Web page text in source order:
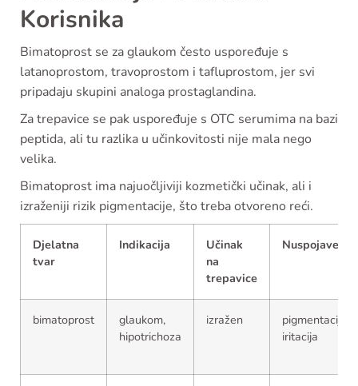
Korisnika
Bimatoprost se za glaukom često uspoređuje s
latanoprostom, travoprostom i tafluprostom, jer svi
pripadaju skupini analoga prostaglandina.
Za trepavice se pak uspoređuje s OTC serumima na bazi
peptida, ali tu razlika u učinkovitosti nije mala nego
velika.
Bimatoprost ima najuočljiviji kozmetički učinak, ali i
izraženiji rizik pigmentacije, što treba otvoreno reći.
Djelatna
tvar
Indikacija
Učinak
na
trepavice
Nuspojave
bimatoprost
glaukom,
hipotrichoza
izražen
pigmentacija,
iritacija